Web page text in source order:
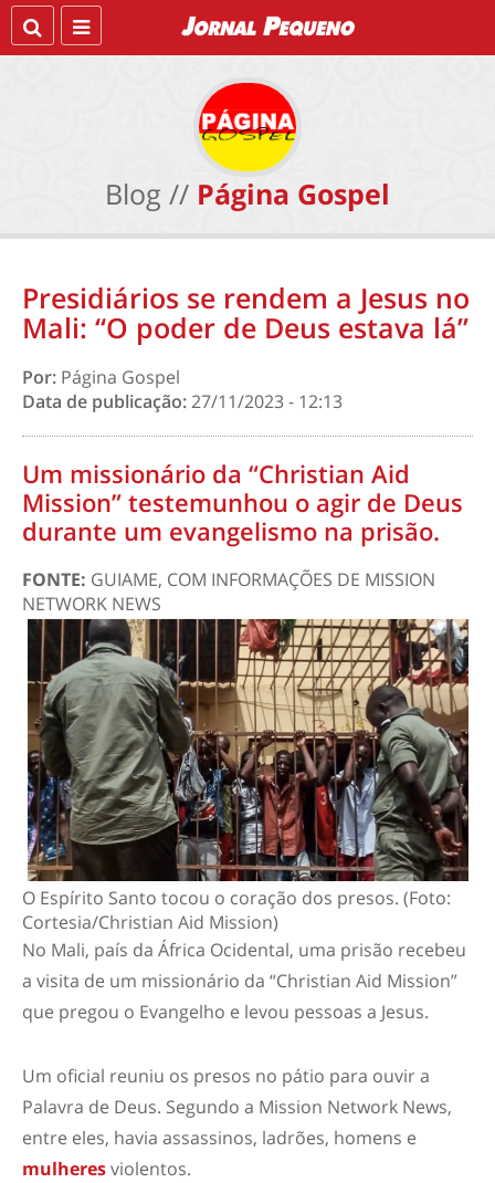
Blog // Página Gospel
Presidiários se rendem a Jesus no
Mali: “O poder de Deus estava lá”
Por: Página Gospel
Data de publicação:27/11/2023 - 12:13
Um missionário da “Christian Aid
Mission” testemunhou o agir de Deus
durante um evangelismo na prisão.
FONTE: GUIAME, COM INFORMAÇÕES DE MISSION
NETWORK NEWS
O Espírito Santo tocou o coração dos presos. (Foto:
Cortesia/Christian Aid Mission)
No Mali, país da África Ocidental, uma prisão recebeu
a visita de um missionário da “Christian Aid Mission”
que pregou o Evangelho e levou pessoas a Jesus.
Um oficial reuniu os presos no pátio para ouvir a
Palavra de Deus. Segundo a Mission Network News,
entre eles, havia assassinos, ladrões, homens e
mulheresviolentos.